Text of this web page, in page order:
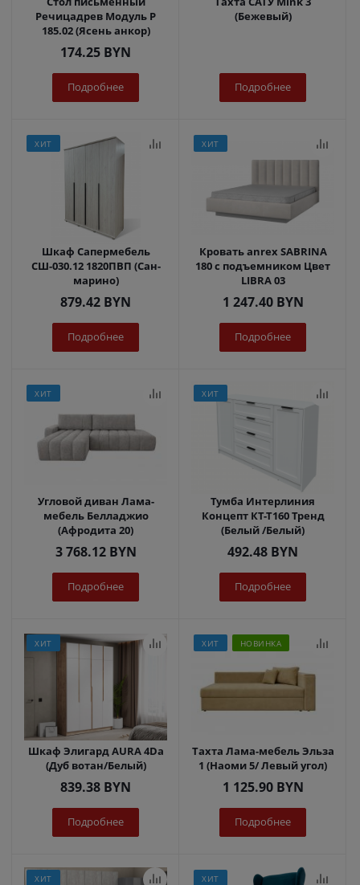
Речицадрев Модуль Р
185.02 (Ясень анкор)
174.25 BYN
Подробнее
(Бежевый)
Подробнее
ХИТ
Шкаф Сапермебель
СШ-030.12 1820ПВП (Сан-
марино)
879.42 BYN
Подробнее
ХИТ
Кровать anrex SABRINA
180 с подъемником Цвет
LIBRA 03
1 247.40BYN
Подробнее
ХИТ
Угловой диван Лама-
мебель Белладжио
(Афродита 20)
3 768.12BYN
Подробнее
ХИТ
Тумба Интерлиния
Концепт КТ-Т160 Тренд
(Белый /Белый)
492.48 BYN
Подробнее
ХИТ
Шкаф Элигард AURA 4Dа
(Дуб вотан/Белый)
839.38 BYN
Подробнее
ХИТ НОВИНКА
Тахта Лама-мебель Эльза
1 (Наоми 5/ Левый угол)
1 125.90BYN
Подробнее
ХИТ ХИТ